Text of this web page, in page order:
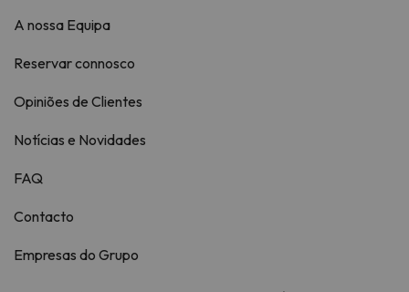
A nossa Equipa
Reservar connosco
Opiniões de Clientes
Notícias e Novidades
FAQ
Contacto
Empresas do Grupo